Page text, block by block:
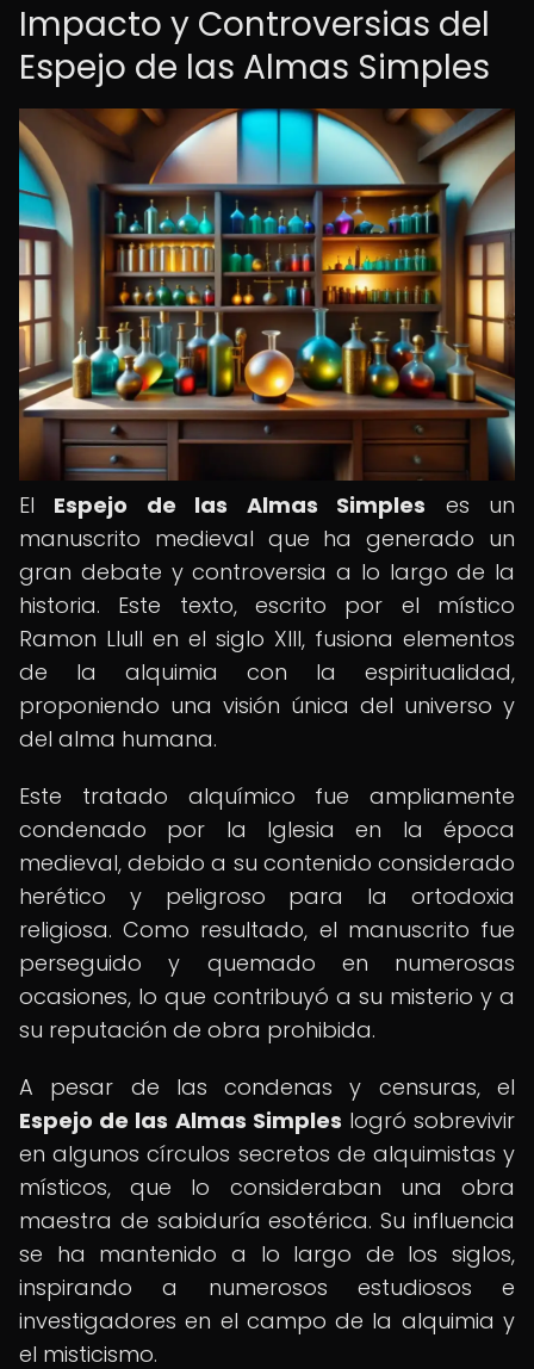
Impacto y Controversias del
Espejo de las Almas Simples
El Espejo de las Almas Simples es un
manuscrito medieval que ha generado un
gran debate y controversia a lo largo de la
historia. Este texto, escrito por el místico
Ramon Llull en el siglo XIII, fusiona elementos
de la alquimia con la espiritualidad,
proponiendo una visión única del universo y
del alma humana.
Este tratado alquímico fue ampliamente
condenado por la Iglesia en la época
medieval, debido a su contenido considerado
herético y peligroso para la ortodoxia
religiosa. Como resultado, el manuscrito fue
perseguido y quemado en numerosas
ocasiones, lo que contribuyó a su misterio y a
su reputación de obra prohibida.
A pesar de las condenas y censuras, el
Espejo de las Almas Simples logró sobrevivir
en algunos círculos secretos de alquimistas y
místicos, que lo consideraban una obra
maestra de sabiduría esotérica. Su influencia
se ha mantenido a lo largo de los siglos,
inspirando a numerosos estudiosos e
investigadores en el campo de la alquimia y
el misticismo.